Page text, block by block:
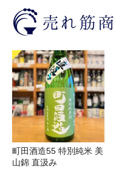
町田酒造55 特別純米 美
山錦 直汲み